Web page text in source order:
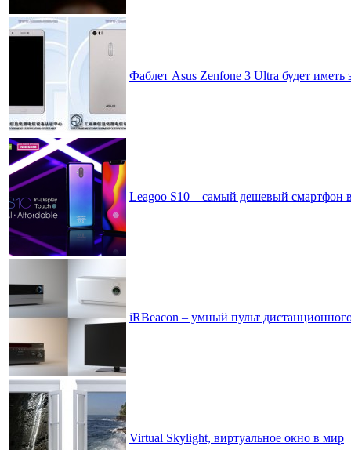
Фаблет Asus Zenfone 3 Ultra будет
Leagoo S10 – самый дешевый смартфон
iRBeacon – умный пульт
Virtual Skylight, виртуальное окно в мир